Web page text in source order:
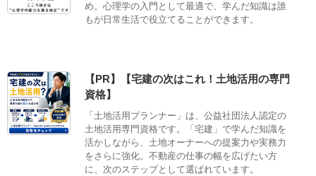
め。心理学の入門として最適で、学んだ知識は誰
もが日常生活で役立てることができます。
【PR】【宅建の次はこれ！土地活用の専門
資格】
「土地活用プランナー」は、公益社団法人認定の
土地活用専門資格です。「宅建」で学んだ知識を
活かしながら、土地オーナーへの提案力や実務力
をさらに強化。不動産の仕事の幅を広げたい方
に、次のステップとして選ばれています。